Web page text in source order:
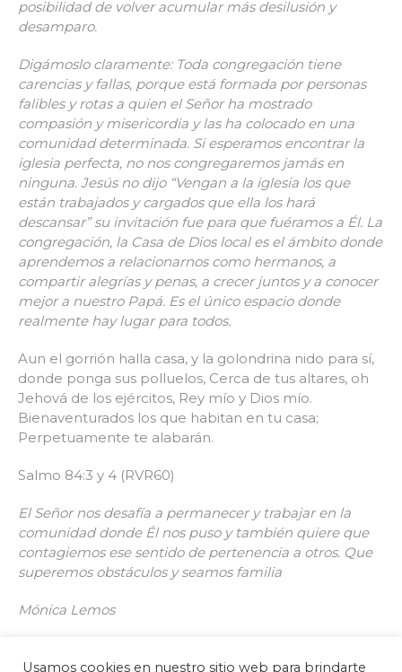
posibilidad de volver acumular más desilusión y
desamparo.
Digámoslo claramente: Toda congregación tiene
carencias y fallas, porque está formada por personas
falibles y rotas a quien el Señor ha mostrado
compasión y misericordia y las ha colocado en una
comunidad determinada. Si esperamos encontrar la
iglesia perfecta, no nos congregaremos jamás en
ninguna. Jesús no dijo “Vengan a la iglesia los que
están trabajados y cargados que ella los hará
descansar” su invitación fue para que fuéramos a Él. La
congregación, la Casa de Dios local es el ámbito donde
aprendemos a relacionarnos como hermanos, a
compartir alegrías y penas, a crecer juntos y a conocer
mejor a nuestro Papá. Es el único espacio donde
realmente hay lugar para todos.
Aun el gorrión halla casa, y la golondrina nido para sí,
donde ponga sus polluelos, Cerca de tus altares, oh
Jehová de los ejércitos, Rey mío y Dios mío.
Bienaventurados los que habitan en tu casa;
Perpetuamente te alabarán.
Salmo 84:3 y 4 (RVR60)
El Señor nos desafía a permanecer y trabajar en la
comunidad donde Él nos puso y también quiere que
contagiemos ese sentido de pertenencia a otros. Que
superemos obstáculos y seamos familia
Mónica Lemos
Usamos cookies en nuestro sitio web para brindarte